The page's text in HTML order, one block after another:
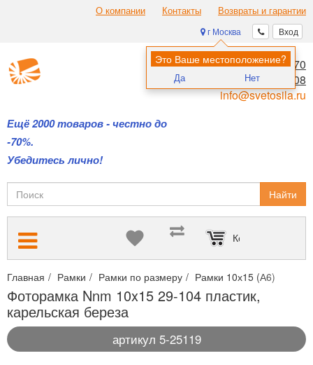
О компании Контакты Возвраты и гарантии
Вход
г Москва
Это Ваше местоположение?
Да Нет
Ещё 2000 товаров - честно до
-70%.
Убедитесь лично!
8 (495) 970-00-70
8 (800) 700-11-08
info@svetosila.ru
Найти
Корзина пуста
Главная Рамки Рамки по размеру Рамки 10х15 (А6)
Фоторамка Nnm 10x15 29-104 пластик,
карельская береза
артикул 5-25119